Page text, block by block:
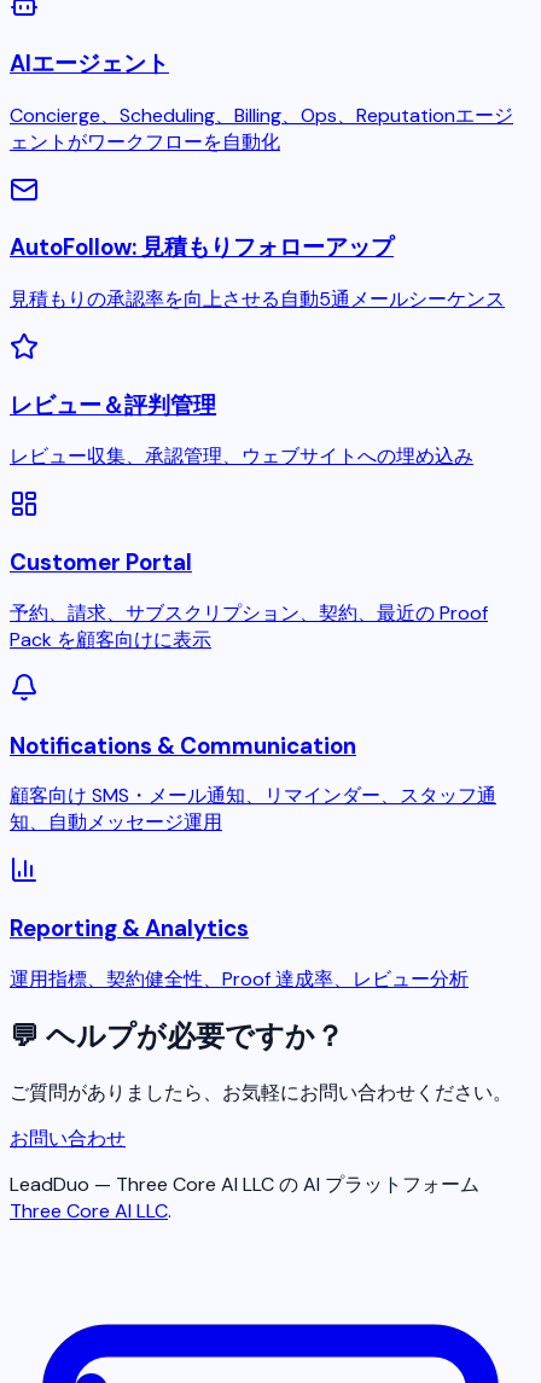
AIエージェント
Concierge、Scheduling、Billing、Ops、Reputationエージ
ェントがワークフローを自動化
AutoFollow: 見積もりフォローアップ
見積もりの承認率を向上させる自動5通メールシーケンス
レビュー＆評判管理
レビュー収集、承認管理、ウェブサイトへの埋め込み
Customer Portal
予約、請求、サブスクリプション、契約、最近の Proof
Pack を顧客向けに表示
Notifications & Communication
顧客向け SMS・メール通知、リマインダー、スタッフ通
知、自動メッセージ運用
Reporting & Analytics
運用指標、契約健全性、Proof 達成率、レビュー分析
💬 ヘルプが必要ですか？
ご質問がありましたら、お気軽にお問い合わせください。
お問い合わせ
LeadDuo — Three Core AI LLC の AI プラットフォーム
Three Core AI LLC.